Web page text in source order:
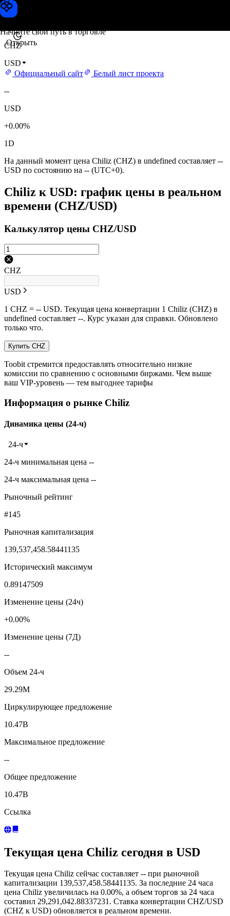
Начните свой путь в торговле
Открыть
Цена Chiliz
CHZ
USD
Официальный сайт
Белый лист проекта
--
USD
+0.00%
1D
На данный момент цена Chiliz (CHZ) в undefined составляет --
USD по состоянию на -- (UTC+0).
Chiliz к USD: график цены в реальном
времени (CHZ/USD)
Калькулятор цены CHZ/USD
CHZ
USD
1 CHZ = -- USD. Текущая цена конвертации 1 Chiliz (CHZ) в
undefined составляет --. Курс указан для справки. Обновлено
только что.
Купить CHZ
Toobit стремится предоставлять относительно низкие
комиссии по сравнению с основными биржами. Чем выше
ваш VIP-уровень — тем выгоднее тарифы
Информация о рынке Chiliz
Динамика цены (24-ч)
24-ч
24-ч минимальная цена --
24-ч максимальная цена --
Рыночный рейтинг
#145
Рыночная капитализация
139,537,458.58441135
Исторический максимум
0.89147509
Изменение цены (24ч)
+0.00%
Изменение цены (7Д)
--
Объем 24-ч
29.29M
Циркулирующее предложение
10.47B
Максимальное предложение
--
Общее предложение
10.47B
Ссылка
Текущая цена Chiliz сегодня в USD
Текущая цена Chiliz сейчас составляет -- при рыночной
капитализации 139,537,458.58441135. За последние 24 часа
цена Chiliz увеличилась на 0.00%, а объем торгов за 24 часа
составил 29,291,042.88337231. Ставка конвертации CHZ/USD
(CHZ к USD) обновляется в реальном времени.